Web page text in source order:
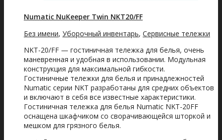
Numatic NuKeeper Twin NKT20/FF
Без имени, Уборочный инвентарь, Сервисные тележки
NKT-20/FF — гостиничная тележка для белья, очень
маневренная и удобная в использовании. Модульная
конструкция для максимальной гибкости.
Гостиничные тележки для белья и принадлежностей
Numatic серии NKT разработаны для средних объектов
и включают в себя все известные характеристики.
Гостиничная тележка для белья Numatic NKT-20FF
оснащена шкафчиком со сворачивающейся шторкой и
мешком для грязного белья.